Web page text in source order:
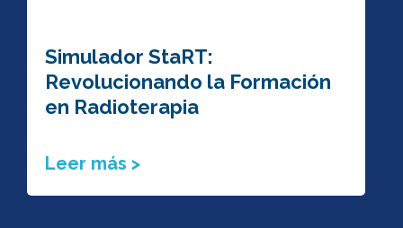
Simulador StaRT:
Revolucionando la Formación
en Radioterapia
Leer más >